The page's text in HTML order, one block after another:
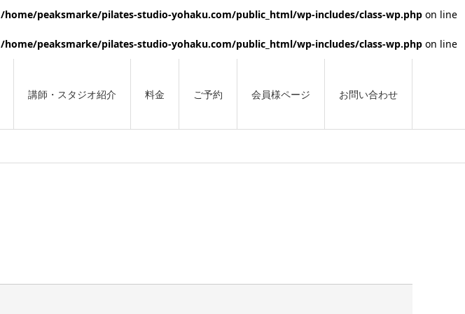
/home/peaksmarke/pilates-studio-yohaku.com/public_html/wp-includes/class-wp.php on line
/home/peaksmarke/pilates-studio-yohaku.com/public_html/wp-includes/class-wp.php on line
講師・スタジオ紹介 料金 ご予約 会員様ページ お問い合わせ